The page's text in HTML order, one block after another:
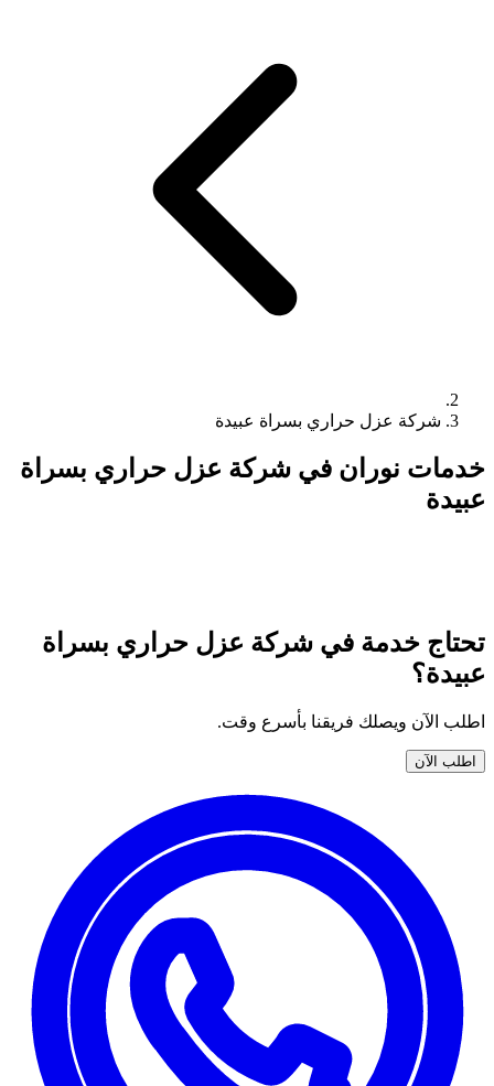
شركة عزل حراري بسراة عبيدة
خدمات نوران في شركة عزل حراري بسراة
عبيدة
تحتاج خدمة في شركة عزل حراري بسراة
عبيدة؟
اطلب الآن ويصلك فريقنا بأسرع وقت.
اطلب الآن